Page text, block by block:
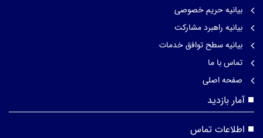
بیانیه حریم خصوصی
بیانیه راهبرد مشارکت
بیانیه سطح توافق خدمات
تماس با ما
صفحه اصلی
آمار بازدید
اطلاعات تماس